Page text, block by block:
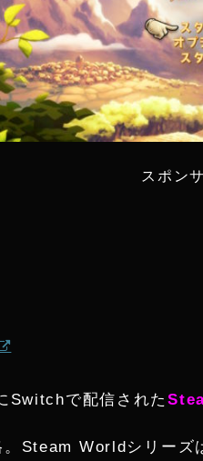
スポン
Switchで配信された
Steam Worldシリーズ